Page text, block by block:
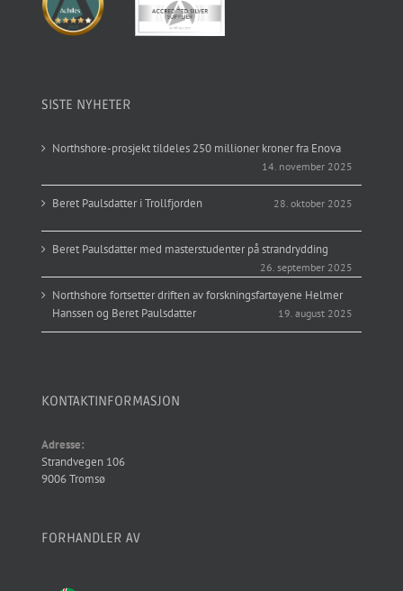
SISTE NYHETER
Northshore-prosjekt tildeles 250 millioner kroner fra Enova
14. november 2025
Beret Paulsdatter i Trollfjorden 28. oktober 2025
Beret Paulsdatter med masterstudenter på strandrydding
26. september 2025
Northshore fortsetter driften av forskningsfartøyene Helmer
Hanssen og Beret Paulsdatter
19. august 2025
KONTAKTINFORMASJON
Adresse:
Strandvegen 106
9006 Tromsø
FORHANDLER AV